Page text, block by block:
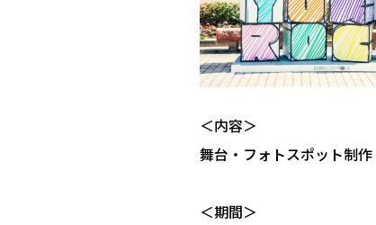
＜内容＞
舞台・フォトスポット制作
＜期間＞